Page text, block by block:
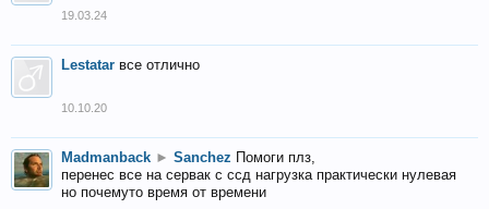
19.03.24
Lestatar все отлично
10.10.20
Madmanback ► Sanchez Помоги плз,
перенес все на сервак с ссд нагрузка практически нулевая
но почемуто время от времени